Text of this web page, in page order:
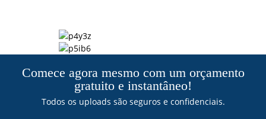
Comece agora mesmo com um orçamento
gratuito e instantâneo!
Todos os uploads são seguros e confidenciais.